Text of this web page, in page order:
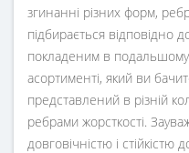
згинанні різних форм,
підбирається відповідно
покладеним в
асортименті, який ви
представлений в різній
ребрами жорсткості.
довговічністю і